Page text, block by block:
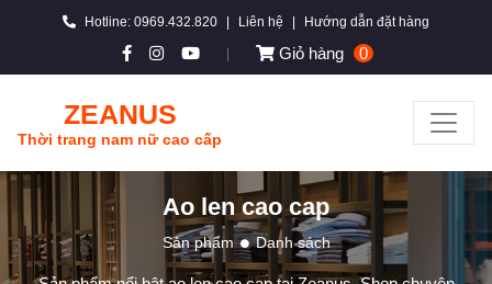
Hotline: 0969.432.820 Liên hệ Hướng dẫn đặt hàng
Giỏ hàng 0
ZEANUS
Thời trang nam nữ cao cấp
Ao len cao cap
Sản phẩm Danh sách